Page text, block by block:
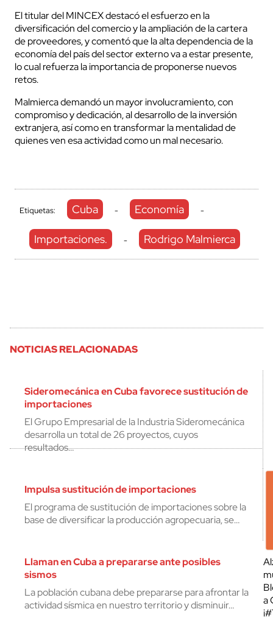
El titular del MINCEX destacó el esfuerzo en la
diversificación del comercio y la ampliación de la cartera
de proveedores, y comentó que la alta dependencia de la
economía del país del sector externo va a estar presente,
lo cual refuerza la importancia de proponerse nuevos
retos.
Malmierca demandó un mayor involucramiento, con
compromiso y dedicación, al desarrollo de la inversión
extranjera, así como en transformar la mentalidad de
quienes ven esa actividad como un mal necesario.
Etiquetas: Cuba - Economía -
Importaciones. - Rodrigo Malmierca
NOTICIAS RELACIONADAS
Sideromecánica en Cuba favorece sustitución de
importaciones
El Grupo Empresarial de la Industria Sideromecánica
desarrolla un total de 26 proyectos, cuyos
resultados…
Impulsa sustitución de importaciones
El programa de sustitución de importaciones sobre la
base de diversificar la producción agropecuaria, se…
Llaman en Cuba a prepararse ante posibles
sismos
La población cubana debe prepararse para afrontar la
actividad sísmica en nuestro territorio y disminuir…
a